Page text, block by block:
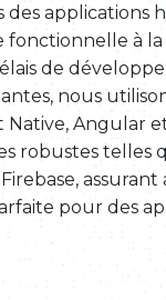
des
à la
de
nous
Angular
robustes telles
pour des